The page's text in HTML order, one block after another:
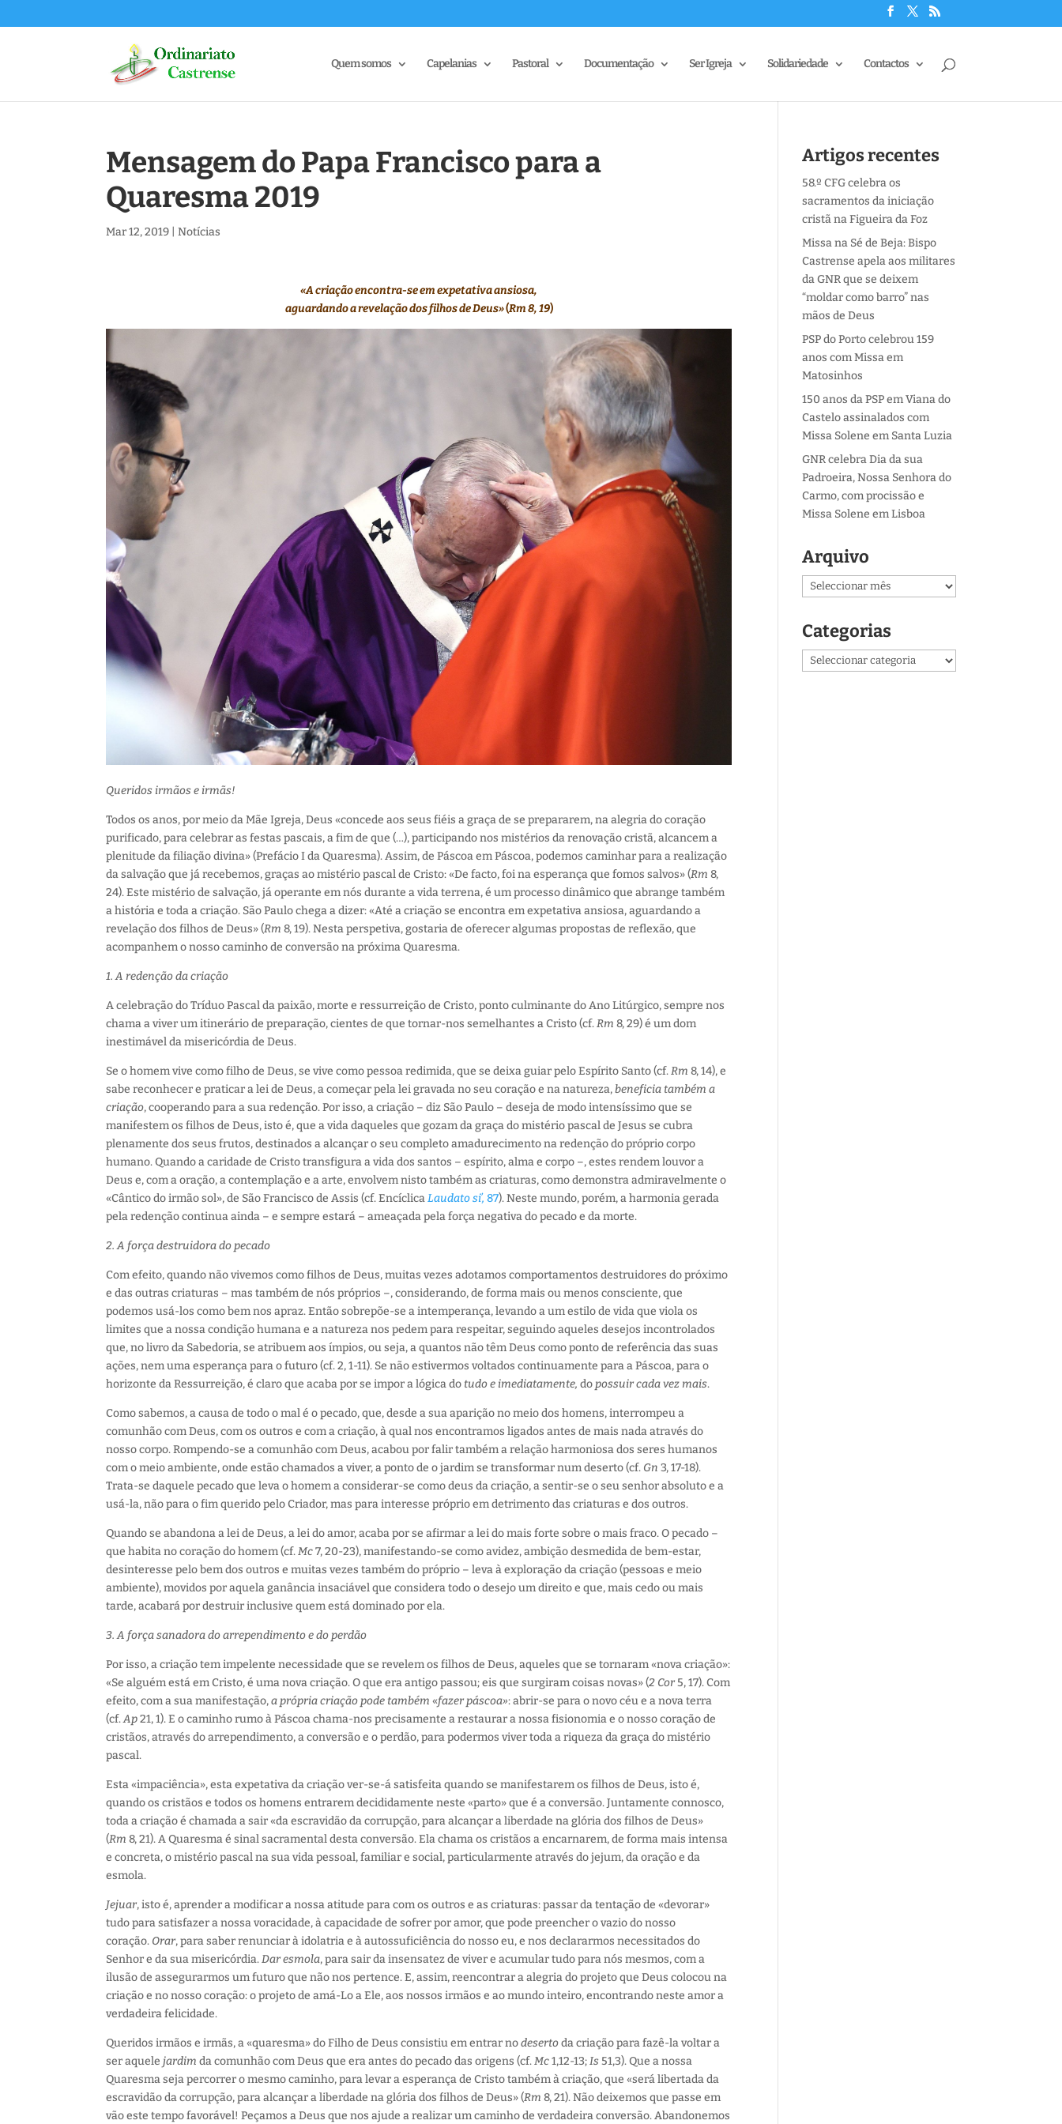
Quem somos Capelanias Pastoral Documentação Ser Igreja Solidariedade Contactos
Mensagem do Papa Francisco para a
Quaresma 2019
Mar 12, 2019 |Notícias
«A criação encontra-se em expetativa ansiosa,
aguardando a revelação dos filhos de Deus»(Rm 8, 19)
Queridos irmãos e irmãs!
Todos os anos, por meio da Mãe Igreja, Deus «concede aos seus fiéis a graça de se prepararem, na alegria do coração
purificado, para celebrar as festas pascais, a fim de que (…), participando nos mistérios da renovação cristã, alcancem a
plenitude da filiação divina» (Prefácio I da Quaresma). Assim, de Páscoa em Páscoa, podemos caminhar para a realização
da salvação que já recebemos, graças ao mistério pascal de Cristo:«De facto, foi na esperança que fomos salvos» (Rm 8,
24). Este mistério de salvação, já operante em nós durante a vida terrena, é um processo dinâmico que abrange também
a história e toda a criação. São Paulo chega a dizer: «Até a criação se encontra em expetativa ansiosa, aguardando a
revelação dos filhos de Deus» (Rm 8, 19). Nesta perspetiva, gostaria de oferecer algumas propostas de reflexão, que
acompanhem o nosso caminho de conversão na próxima Quaresma.
1. A redenção da criação
A celebração do Tríduo Pascal da paixão, morte e ressurreição de Cristo, ponto culminante do Ano Litúrgico, sempre nos
chama a viver um itinerário de preparação, cientes de que tornar-nos semelhantes a Cristo (cf.Rm 8, 29) é um dom
inestimável da misericórdia de Deus.
Se o homem vive como filho de Deus, se vive como pessoa redimida, que se deixa guiar pelo Espírito Santo (cf.Rm 8, 14), e
sabe reconhecer e praticar a lei de Deus, a começar pela lei gravada no seu coração e na natureza,beneficia também a
criação, cooperando para a sua redenção. Por isso, a criação – diz São Paulo – deseja de modo intensíssimo que se
manifestem os filhos de Deus, isto é, que a vida daqueles que gozam da graça do mistério pascal de Jesus se cubra
plenamente dos seus frutos, destinados a alcançar o seu completo amadurecimento na redenção do próprio corpo
humano. Quando a caridade de Cristo transfigura a vida dos santos – espírito, alma e corpo –, estes rendem louvor a
Deus e, com a oração, a contemplação e a arte, envolvem nisto também as criaturas, como demonstra admiravelmente o
«Cântico do irmão sol», de São Francisco de Assis (cf. EncíclicaLaudato si’, 87). Neste mundo, porém, a harmonia gerada
pela redenção continua ainda – e sempre estará – ameaçada pela força negativa do pecado e da morte.
2. A força destruidora do pecado
Com efeito, quando não vivemos como filhos de Deus, muitas vezes adotamos comportamentos destruidores do próximo
e das outras criaturas – mas também de nós próprios –, considerando, de forma mais ou menos consciente, que
podemos usá-los como bem nos apraz. Então sobrepõe-se a intemperança, levando a um estilo de vida que viola os
limites que a nossa condição humana e a natureza nos pedem para respeitar, seguindo aqueles desejos incontrolados
que, no livro da Sabedoria, se atribuem aos ímpios, ou seja, a quantos não têm Deus como ponto de referência das suas
ações, nem uma esperança para o futuro (cf. 2, 1-11). Se não estivermos voltados continuamente para a Páscoa, para o
horizonte da Ressurreição, é claro que acaba por se impor a lógica dotudo e imediatamente,do possuir cada vez mais.
Como sabemos, a causa de todo o mal é o pecado, que, desde a sua aparição no meio dos homens, interrompeu a
comunhão com Deus, com os outros e com a criação, à qual nos encontramos ligados antes de mais nada através do
nosso corpo. Rompendo-se a comunhão com Deus, acabou por falir também a relação harmoniosa dos seres humanos
com o meio ambiente, onde estão chamados a viver, a ponto de o jardim se transformar num deserto (cf. Gn 3, 17-18).
Trata-se daquele pecado que leva o homem a considerar-se como deus da criação, a sentir-se o seu senhor absoluto e a
usá-la, não para o fim querido pelo Criador, mas para interesse próprio em detrimento das criaturas e dos outros.
Quando se abandona a lei de Deus, a lei do amor, acaba por se afirmar a lei do mais forte sobre o mais fraco. O pecado –
que habita no coração do homem (cf.Mc7, 20-23), manifestando-se como avidez, ambição desmedida de bem-estar,
desinteresse pelo bem dos outros e muitas vezes também do próprio – leva à exploração da criação (pessoas e meio
ambiente), movidos por aquela ganância insaciável que considera todo o desejo um direito e que, mais cedo ou mais
tarde, acabará por destruir inclusive quem está dominado por ela.
3. A força sanadora do arrependimento e do perdão
Por isso, a criação tem impelente necessidade que se revelem os filhos de Deus, aqueles que se tornaram «nova criação»:
«Se alguém está em Cristo, é uma nova criação. O que era antigo passou; eis que surgiram coisas novas» (2 Cor5, 17). Com
efeito, com a sua manifestação,a própria criação pode também «fazer páscoa»: abrir-se para o novo céu e a nova terra
(cf.Ap21, 1). E o caminho rumo à Páscoa chama-nos precisamente a restaurar a nossa fisionomia e o nosso coração de
cristãos, através do arrependimento, a conversão e o perdão, para podermos viver toda a riqueza da graça do mistério
pascal.
Esta «impaciência», esta expetativa da criação ver-se-á satisfeita quando se manifestarem os filhos de Deus, isto é,
quando os cristãos e todos os homens entrarem decididamente neste «parto» que é a conversão. Juntamente connosco,
toda a criação é chamada a sair «da escravidão da corrupção, para alcançar a liberdade na glória dos filhos de Deus»
(Rm 8, 21). A Quaresma é sinal sacramental desta conversão. Ela chama os cristãos a encarnarem, de forma mais intensa
e concreta, o mistério pascal na sua vida pessoal, familiar e social, particularmente através do jejum, da oração e da
esmola.
Jejuar, isto é, aprender a modificar a nossa atitude para com os outros e as criaturas: passar da tentação de «devorar»
tudo para satisfazer a nossa voracidade, à capacidade de sofrer por amor, que pode preencher o vazio do nosso
coração. Orar, para saber renunciar à idolatria e à autossuficiência do nosso eu, e nos declararmos necessitados do
Senhor e da sua misericórdia.Dar esmola, para sair da insensatez de viver e acumular tudo para nós mesmos, com a
ilusão de assegurarmos um futuro que não nos pertence. E, assim, reencontrar a alegria do projeto que Deus colocou na
criação e no nosso coração: o projeto de amá-Lo a Ele, aos nossos irmãos e ao mundo inteiro, encontrando neste amor a
verdadeira felicidade.
Queridos irmãos e irmãs, a «quaresma» do Filho de Deus consistiu em entrar nodesertoda criação para fazê-la voltar a
ser aquele jardimda comunhão com Deus que era antes do pecado das origens (cf.Mc1,12-13;Is51,3). Que a nossa
Quaresma seja percorrer o mesmo caminho, para levar a esperança de Cristo também à criação, que «será libertada da
escravidão da corrupção, para alcançar a liberdade na glória dos filhos de Deus» (Rm 8, 21). Não deixemos que passe em
vão este tempo favorável! Peçamos a Deus que nos ajude a realizar um caminho de verdadeira conversão. Abandonemos
Artigos recentes
58.º CFG celebra os
sacramentos da iniciação
cristã na Figueira da Foz
Missa na Sé de Beja: Bispo
Castrense apela aos militares
da GNR que se deixem
“moldar como barro” nas
mãos de Deus
PSP do Porto celebrou 159
anos com Missa em
Matosinhos
150 anos da PSP em Viana do
Castelo assinalados com
Missa Solene em Santa Luzia
GNR celebra Dia da sua
Padroeira, Nossa Senhora do
Carmo, com procissão e
Missa Solene em Lisboa
Arquivo
Arquivo
Categorias
Categorias